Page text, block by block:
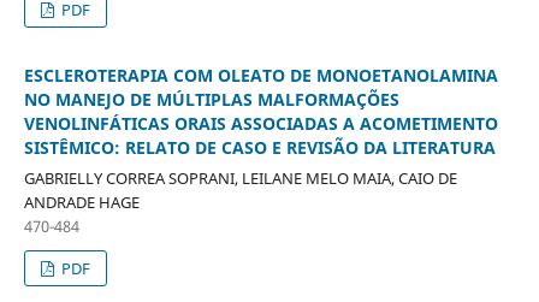
PDF
ESCLEROTERAPIA COM OLEATO DE MONOETANOLAMINA
NO MANEJO DE MÚLTIPLAS MALFORMAÇÕES
VENOLINFÁTICAS ORAIS ASSOCIADAS A ACOMETIMENTO
SISTÊMICO: RELATO DE CASO E REVISÃO DA LITERATURA
GABRIELLY CORREA SOPRANI, LEILANE MELO MAIA, CAIO DE
ANDRADE HAGE
470-484
PDF